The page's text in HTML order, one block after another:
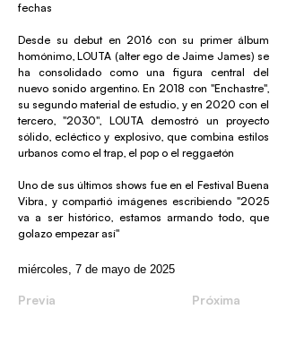
fechas
Desde su debut en 2016 con su primer álbum
homónimo, LOUTA (alter ego de Jaime James) se
ha consolidado como una figura central del
nuevo sonido argentino. En 2018 con "Enchastre",
su segundo material de estudio, y en 2020 con el
tercero, "2030", LOUTA demostró un proyecto
sólido, ecléctico y explosivo, que combina estilos
urbanos como el trap, el pop o el reggaetón
Uno de sus últimos shows fue en el Festival Buena
Vibra, y compartió imágenes escribiendo "2025
va a ser histórico, estamos armando todo, que
golazo empezar así"
miércoles, 7 de mayo de 2025
Previa Próxima